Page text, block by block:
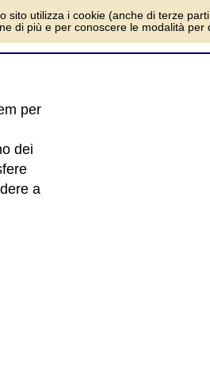
Dalle boutique
dai grandi
per
dei
a
sito utilizza i cookie (anche di terze
di più e per conoscere le modalità